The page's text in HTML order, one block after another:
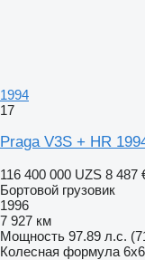
1994
17
Praga V3S + HR
116 400 000 UZS 8 487
Бортовой грузовик
1996
7 927 км
Мощность 97.89 л.с.
Колесная формула 6x6